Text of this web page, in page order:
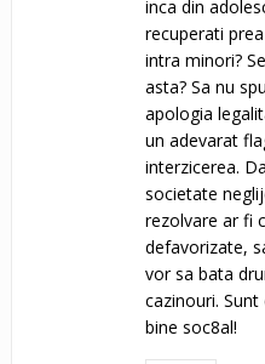
inca din
recuperati
intra minori?
asta? Sa nu
apologia
un adevarat
interzicerea.
societate
rezolvare ar fi
defavorizate,
vor sa bata
cazinouri.
bine soc8al!